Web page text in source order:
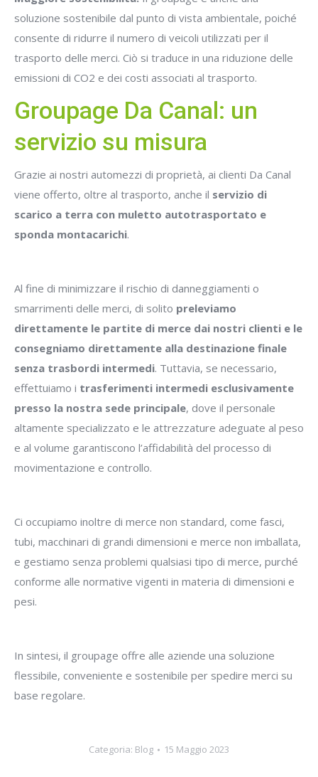
soluzione sostenibile dal punto di vista ambientale, poiché
consente di ridurre il numero di veicoli utilizzati per il
trasporto delle merci. Ciò si traduce in una riduzione delle
emissioni di CO2 e dei costi associati al trasporto.
Groupage Da Canal: un
servizio su misura
Grazie ai nostri automezzi di proprietà, ai clienti Da Canal
viene offerto, oltre al trasporto, anche il servizio di
scarico a terra con muletto autotrasportato e
sponda montacarichi.
Al fine di minimizzare il rischio di danneggiamenti o
smarrimenti delle merci, di solito preleviamo
direttamente le partite di merce dai nostri clienti e le
consegniamo direttamente alla destinazione finale
senza trasbordi intermedi. Tuttavia, se necessario,
effettuiamo i trasferimenti intermedi esclusivamente
presso la nostra sede principale, dove il personale
altamente specializzato e le attrezzature adeguate al peso
e al volume garantiscono l’affidabilità del processo di
movimentazione e controllo.
Ci occupiamo inoltre di merce non standard, come fasci,
tubi, macchinari di grandi dimensioni e merce non imballata,
e gestiamo senza problemi qualsiasi tipo di merce, purché
conforme alle normative vigenti in materia di dimensioni e
pesi.
In sintesi, il groupage offre alle aziende una soluzione
flessibile, conveniente e sostenibile per spedire merci su
base regolare.
Categoria: Blog 15 Maggio 2023